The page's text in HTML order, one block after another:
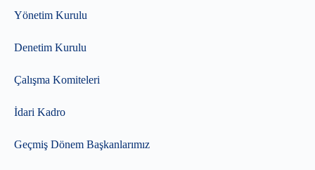
Yönetim Kurulu
Denetim Kurulu
Çalışma Komiteleri
İdari Kadro
Geçmiş Dönem Başkanlarımız